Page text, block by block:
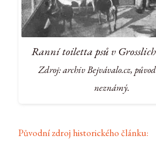
Ranní toiletta psů v
Zdroj: archiv Bejvávalo.cz,
neznámý.
Původní zdroj historického článku: